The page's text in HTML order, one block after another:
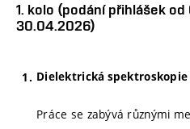
1. kolo (podání přihlášek
30.04.2026)
Dielektrická
Práce se zabývá různými